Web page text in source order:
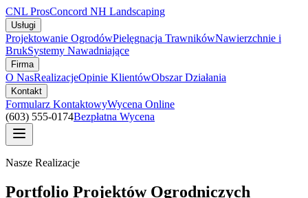
CNL ProsConcord NH Landscaping
Usługi
Projektowanie OgrodówPielęgnacja TrawnikówNawierzchnie i
BrukSystemy Nawadniające
Firma
O NasRealizacjeOpinie KlientówObszar Działania
Kontakt
Formularz KontaktowyWycena Online
(603) 555-0174Bezpłatna Wycena
Nasze Realizacje
Portfolio Projektów Ogrodniczych